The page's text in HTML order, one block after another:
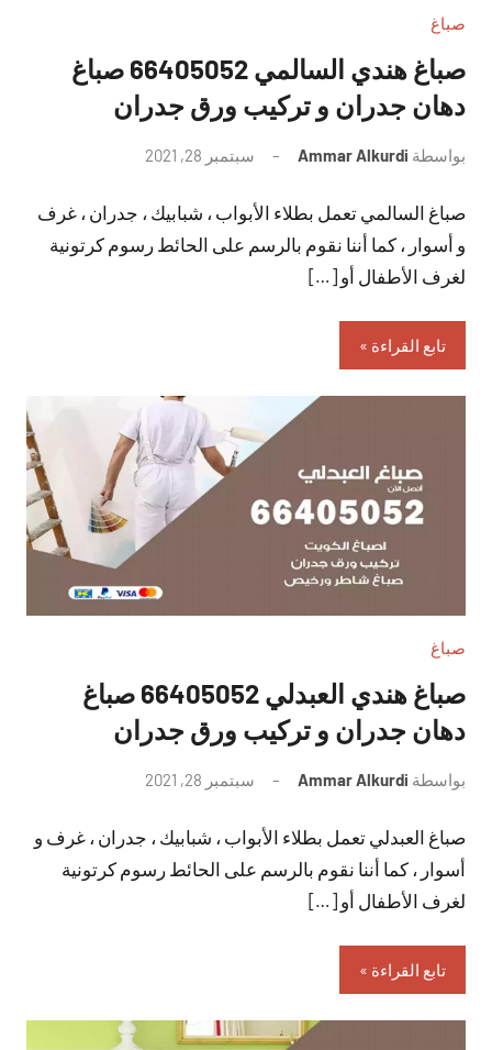
صباغ
صباغ هندي السالمي 66405052 صباغ
دهان جدران و تركيب ورق جدران
بواسطة Ammar Alkurdi سبتمبر 28, 2021
تعليقات
صباغ السالمي تعمل بطلاء الأبواب ، شبابيك ، جدران ، غرف
و أسوار ، كما أننا نقوم بالرسم على الحائط رسوم كرتونية
لغرف الأطفال أو […]
تابع القراءة
صباغ
صباغ هندي العبدلي 66405052 صباغ
دهان جدران و تركيب ورق جدران
بواسطة Ammar Alkurdi سبتمبر 28, 2021
تعليقات
صباغ العبدلي تعمل بطلاء الأبواب ، شبابيك ، جدران ، غرف و
أسوار ، كما أننا نقوم بالرسم على الحائط رسوم كرتونية
لغرف الأطفال أو […]
تابع القراءة